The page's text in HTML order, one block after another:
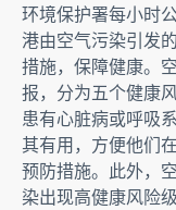
环境保护署每小时
港由空气污染引发
措施，保障健康。
报，分为五个健康
患有心脏病或呼吸
其有用，方便他们
预防措施。此外，
染出现高健康风险